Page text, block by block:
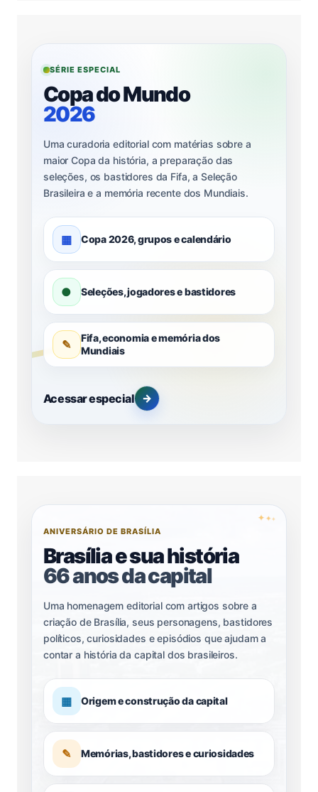
SÉRIE ESPECIAL
Copa do Mundo
2026
Uma curadoria editorial com matérias sobre a
maior Copa da história, a preparação das
seleções, os bastidores da Fifa, a Seleção
Brasileira e a memória recente dos Mundiais.
▦ Copa 2026, grupos e calendário
● Seleções, jogadores e bastidores
✎
Fifa, economia e memória dos
Mundiais
Acessar especial →
✦ ✦ ✦
ANIVERSÁRIO DE BRASÍLIA
Brasília e sua história
66 anos da capital
Uma homenagem editorial com artigos sobre a
criação de Brasília, seus personagens, bastidores
políticos, curiosidades e episódios que ajudam a
contar a história da capital dos brasileiros.
▦ Origem e construção da capital
✎ Memórias, bastidores e curiosidades